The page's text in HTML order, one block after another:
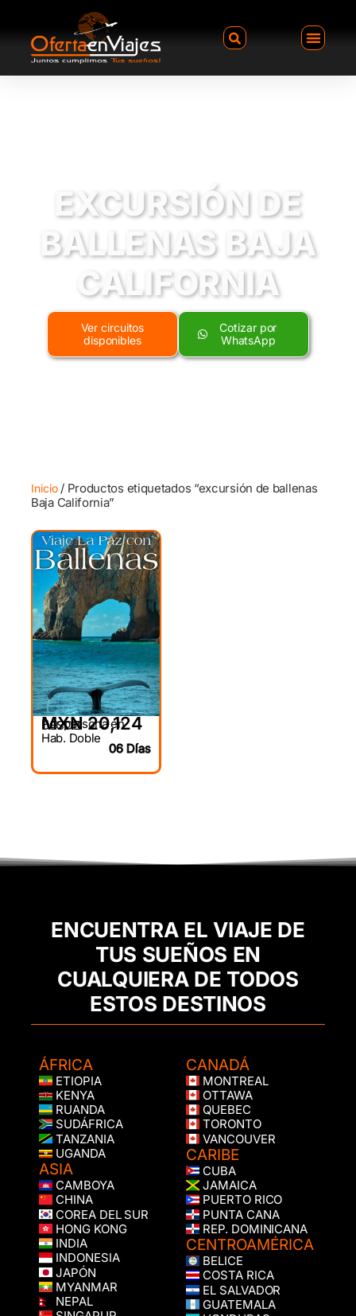
EXCURSIÓN DE
BALLENAS BAJA
CALIFORNIA
Ver circuitos
disponibles
Cotizar por
WhatsApp
Inicio/ Productos etiquetados “excursión de ballenas
Baja California”
DESDE
MXN 20,124
Por persona en
Hab. Doble
06 Días
ENCUENTRA EL VIAJE DE
TUS SUEÑOS EN
CUALQUIERA DE TODOS
ESTOS DESTINOS
ÁFRICA
ETIOPIA
KENYA
RUANDA
SUDÁFRICA
TANZANIA
UGANDA
ASIA
CAMBOYA
CHINA
COREA DEL SUR
HONG KONG
INDIA
INDONESIA
JAPÓN
MYANMAR
NEPAL
CANADÁ
MONTREAL
OTTAWA
QUEBEC
TORONTO
VANCOUVER
CARIBE
CUBA
JAMAICA
PUERTO RICO
PUNTA CANA
REP. DOMINICANA
CENTROAMÉRICA
BELICE
COSTA RICA
EL SALVADOR
GUATEMALA